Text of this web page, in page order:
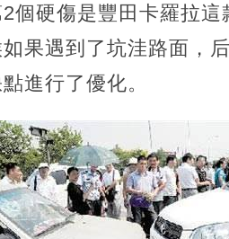
個硬傷是豐田卡羅拉
果遇到了坑洼路面，
進行了優化。